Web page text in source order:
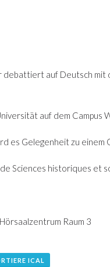
auf Deutsch mit
auf dem
es Gelegenheit zu einem
Sciences historiques et
Raum 3
ICAL